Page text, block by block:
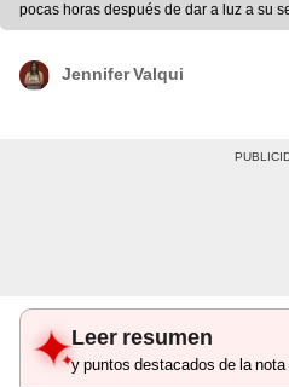
pocas horas después de dar a luz a su
Jennifer Valqui
Leer resumen
y puntos destacados de la